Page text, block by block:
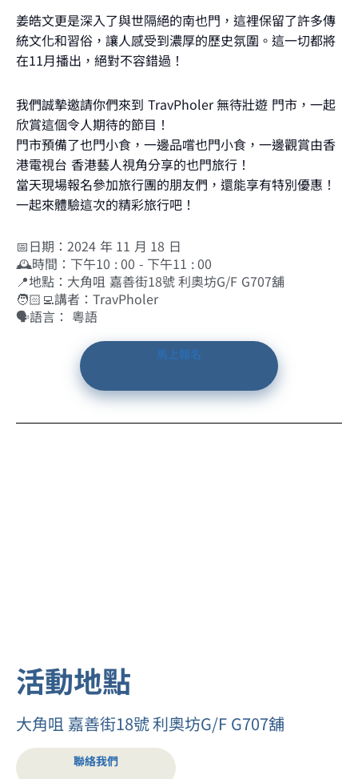
姜皓文更是深入了與世隔絕的南也門，這裡保留了許多傳
統文化和習俗，讓人感受到濃厚的歷史氛圍。這一切都將
在11月播出，絕對不容錯過！
我們誠摯邀請你們來到 TravPholer 無待壯遊 門市，一起
欣賞這個令人期待的節目！
門市預備了也門小食，一邊品嚐也門小食，一邊觀賞由香
港電視台 香港藝人視角分享的也門旅行！
當天現場報名參加旅行團的朋友們，還能享有特別優惠！
一起來體驗這次的精彩旅行吧！
📅日期：2024 年 11 月 18 日
🕰️時間：下午10 : 00 - 下午11 : 00
📍地點：大角咀 嘉善街18號 利奧坊G/F G707舖
🧑🏻‍💻講者：TravPholer
🗣️語言： 粵語
馬上報名
活動地點
大角咀 嘉善街18號 利奧坊G/F G707舖
聯絡我們